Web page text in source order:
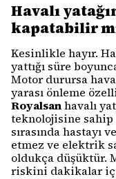
Havalı
kapatabilir
Kesinlikle hayır.
yattığı süre
Motor durursa
yarası önleme
Royalsanhavalı
teknolojisine
sırasında hastayı
etmez ve elektrik
oldukça düşüktür.
riskini dakikalar